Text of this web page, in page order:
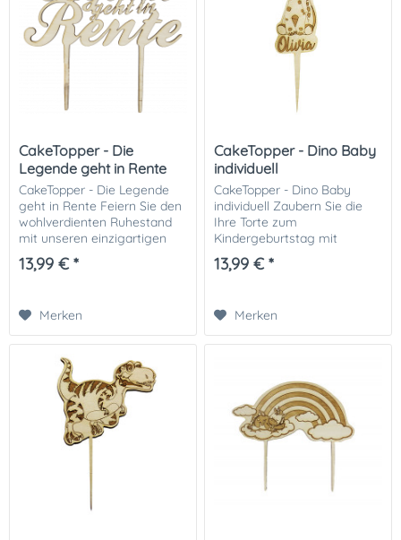
CakeTopper - Die
Legende geht in Rente
CakeTopper - Die Legende
geht in Rente Feiern Sie den
wohlverdienten Ruhestand
mit unseren einzigartigen
Holz-Caketoppern! Unsere
handgefertigten Renten-
verleihen...
13,99 € *
Merken
CakeTopper - Dino Baby
individuell
CakeTopper - Dino Baby
individuell Zaubern Sie die
Ihre Torte zum
Kindergeburtstag mit
diesem süßen und
individuellen Caketopper mit
platziert, der...
13,99 € *
Merken